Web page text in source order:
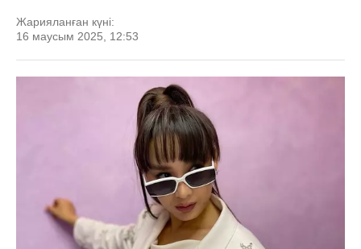
Жарияланған күні:
16 маусым 2025, 12:53